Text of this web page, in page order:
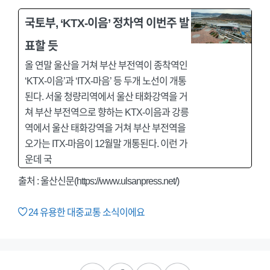
국토부, ‘KTX-이음’ 정차역 이번주 발
표할 듯
올 연말 울산을 거쳐 부산 부전역이 종착역인
‘KTX-이음’과 ‘ITX-마음’ 등 두개 노선이 개통
된다. 서울 청량리역에서 울산 태화강역을 거
쳐 부산 부전역으로 향하는 KTX-이음과 강릉
역에서 울산 태화강역을 거쳐 부산 부전역을
오가는 ITX-마음이 12월말 개통된다. 이런 가
운데 국
출처 : 울산신문(https://www.ulsanpress.net/)
24유용한 대중교통 소식이에요